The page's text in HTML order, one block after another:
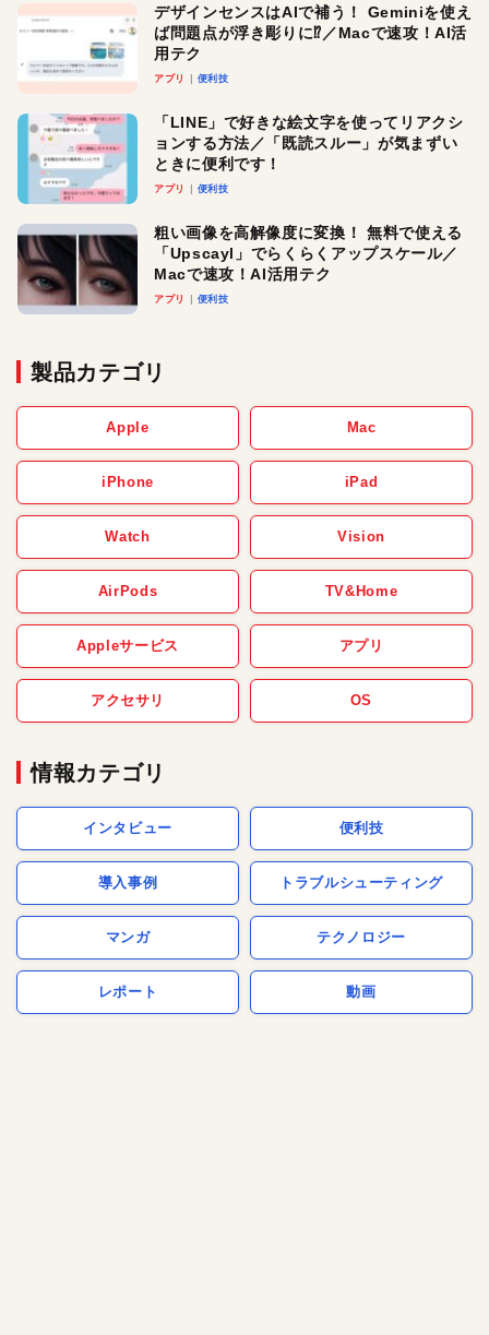
デザインセンスはAIで補う！ Geminiを使え
ば問題点が浮き彫りに⁉︎／Macで速攻！AI活
用テク
アプリ 便利技
「LINE」で好きな絵文字を使ってリアクシ
ョンする方法／「既読スルー」が気まずい
ときに便利です！
アプリ 便利技
粗い画像を高解像度に変換！ 無料で使える
「Upscayl」でらくらくアップスケール／
Macで速攻！AI活用テク
アプリ 便利技
製品カテゴリ
Apple Mac
iPhone iPad
Watch Vision
AirPods TV&Home
Appleサービス アプリ
アクセサリ OS
情報カテゴリ
インタビュー 便利技
導入事例 トラブルシューティング
マンガ テクノロジー
レポート 動画